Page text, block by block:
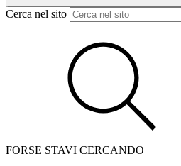
Cerca nel sito
FORSE STAVI CERCANDO